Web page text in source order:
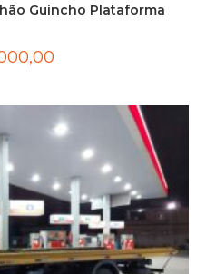
Guincho Plataforma